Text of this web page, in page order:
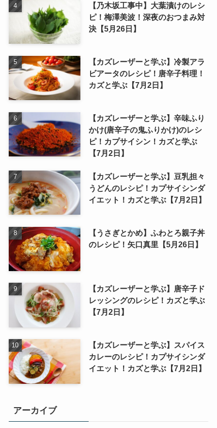
【乃木坂工事中】大葉漬けのレシ
ピ！梅澤美波！深夜のおつまみ対
決【5月26日】
【カズレーザーと学ぶ】冷製アラ
ビアータのレシピ！唐辛子料理！
カズと学ぶ【7月2日】
【カズレーザーと学ぶ】辛味ふり
かけ(唐辛子の鬼ふりかけ)のレシ
ピ！カプサイシン！カズと学ぶ
【7月2日】
【カズレーザーと学ぶ】豆乳担々
うどんのレシピ！カプサイシンダ
イエット！カズと学ぶ【7月2日】
【うさぎとかめ】ふわとろ親子丼
のレシピ！矢口真里【5月26日】
【カズレーザーと学ぶ】唐辛子ド
レッシングのレシピ！カズと学ぶ
【7月2日】
【カズレーザーと学ぶ】スパイス
カレーのレシピ！カプサイシンダ
イエット！カズと学ぶ【7月2日】
アーカイブ